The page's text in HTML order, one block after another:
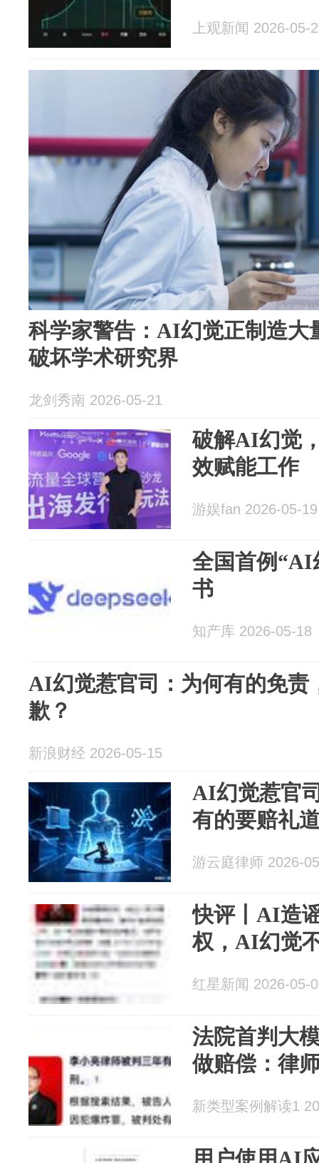
上观新闻 2026-05-
科学家警告：AI幻觉正制造大
破坏学术研究界
龙剑秀南 2026-05-21
破解AI幻觉
效赋能工作
游娱fan 2026-05-19
全国首例“AI
书
知产库 2026-05-18
AI幻觉惹官司：为何有的免责
歉？
新浪财经 2026-05-15
AI幻觉惹官
有的要赔礼
游云庭律师 2026-
快评丨AI造
权，AI幻觉
红星新闻 2026-05-
法院首判大
做赔偿：律
新类型案例解读1